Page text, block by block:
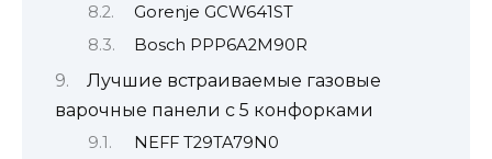
Gorenje GCW641ST
Bosch PPP6A2M90R
Лучшие встраиваемые газовые
варочные панели с 5 конфорками
NEFF T29TA79N0